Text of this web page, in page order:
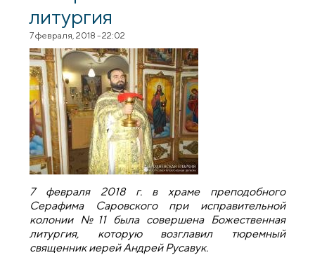
литургия
7 февраля, 2018 - 22:02
7 февраля 2018 г. в храме преподобного
Серафима Саровского при исправительной
колонии №11 была совершена Божественная
литургия, которую возглавил тюремный
священник иерей Андрей Русавук.